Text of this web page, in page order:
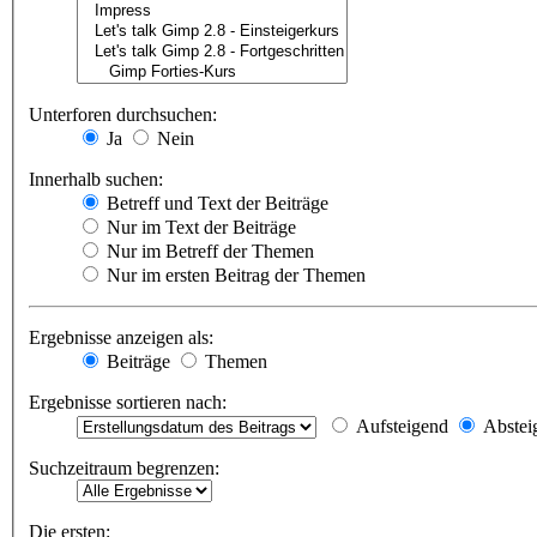
Unterforen durchsuchen:
Ja
Nein
Innerhalb suchen:
Betreff und Text der Beiträge
Nur im Text der Beiträge
Nur im Betreff der Themen
Nur im ersten Beitrag der Themen
Ergebnisse anzeigen als:
Beiträge
Themen
Ergebnisse sortieren nach:
Aufsteigend
Suchzeitraum begrenzen:
Die ersten: